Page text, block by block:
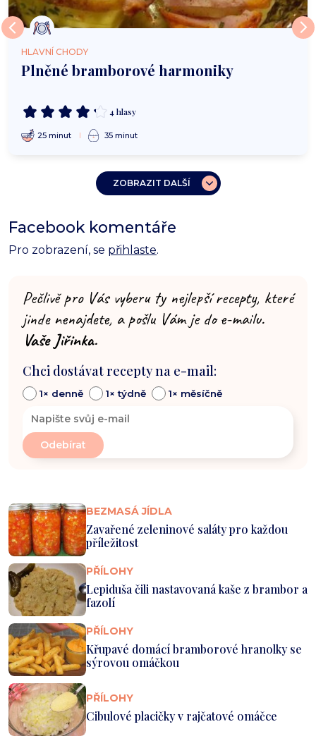
HLAVNÍ CHODY
Plněné bramborové harmoniky
4 hlasy
25 minut 35 minut
ZOBRAZIT DALŠÍ
Facebook komentáře
Pro zobrazení, se přihlaste.
Pečlivě pro Vás vyberu ty nejlepší recepty, které
jinde nenajdete, a pošlu Vám je do e-mailu.
Vaše Jiřinka.
Chci dostávat recepty na e-mail:
1× denně 1× týdně 1× měsíčně
BEZMASÁ JÍDLA
Zavařené zeleninové saláty pro každou
příležitost
PŘÍLOHY
Lepiduša čili nastavovaná kaše z brambor a
fazolí
PŘÍLOHY
Křupavé domácí bramborové hranolky se
sýrovou omáčkou
PŘÍLOHY
Cibulové placičky v rajčatové omáčce